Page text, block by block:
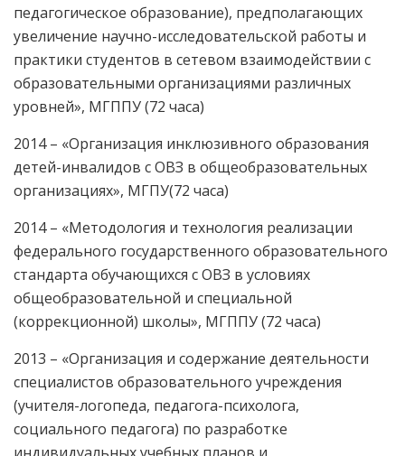
педагогическое образование), предполагающих
увеличение научно-исследовательской работы и
практики студентов в сетевом взаимодействии с
образовательными организациями различных
уровней», МГППУ (72 часа)
2014 – «Организация инклюзивного образования
детей-инвалидов с ОВЗ в общеобразовательных
организациях», МГПУ(72 часа)
2014 – «Методология и технология реализации
федерального государственного образовательного
стандарта обучающихся с ОВЗ в условиях
общеобразовательной и специальной
(коррекционной) школы», МГППУ (72 часа)
2013 – «Организация и содержание деятельности
специалистов образовательного учреждения
(учителя-логопеда, педагога-психолога,
социального педагога) по разработке